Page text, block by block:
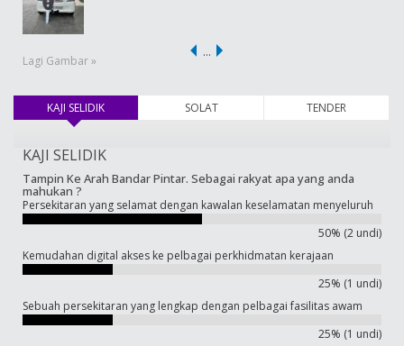
Lagi Gambar »
…
KAJI SELIDIK(tab aktif) SOLAT TENDER
KAJI SELIDIK
Tampin Ke Arah Bandar Pintar. Sebagai rakyat apa yang anda
mahukan ?
Persekitaran yang selamat dengan kawalan keselamatan menyeluruh
50% (2 undi)
Kemudahan digital akses ke pelbagai perkhidmatan kerajaan
25% (1 undi)
Sebuah persekitaran yang lengkap dengan pelbagai fasilitas awam
25% (1 undi)